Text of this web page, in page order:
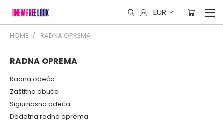
EUR
HOME RADNA OPREMA
RADNA OPREMA
Radna odeća
Zaštitna obuća
Sigurnosna odeća
Dodatna radna oprema